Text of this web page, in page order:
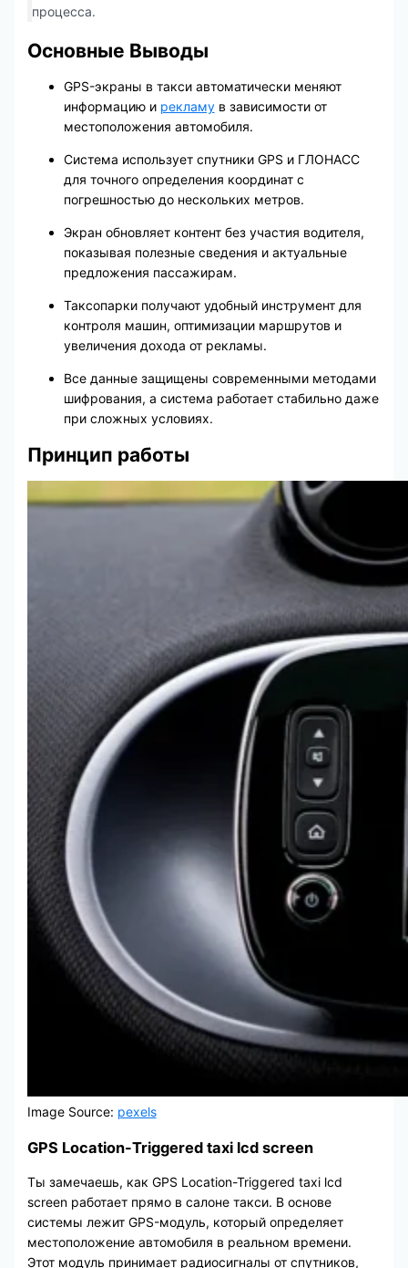
процесса.
Основные Выводы
GPS-экраны в такси автоматически меняют
информацию и рекламув зависимости от
местоположения автомобиля.
Система использует спутники GPS и ГЛОНАСС
для точного определения координат с
погрешностью до нескольких метров.
Экран обновляет контент без участия водителя,
показывая полезные сведения и актуальные
предложения пассажирам.
Таксопарки получают удобный инструмент для
контроля машин, оптимизации маршрутов и
увеличения дохода от рекламы.
Все данные защищены современными методами
шифрования, а система работает стабильно даже
при сложных условиях.
Принцип работы
Image Source: pexels
GPS Location-Triggered taxi lcd screen
Ты замечаешь, как GPS Location-Triggered taxi lcd
screen работает прямо в салоне такси. В основе
системы лежит GPS-модуль, который определяет
местоположение автомобиля в реальном времени.
Этот модуль принимает радиосигналы от спутников,